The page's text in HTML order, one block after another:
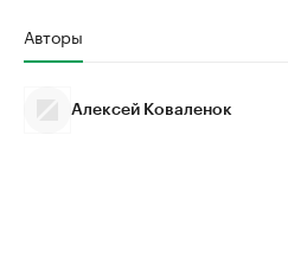
Авторы
Алексей Коваленок